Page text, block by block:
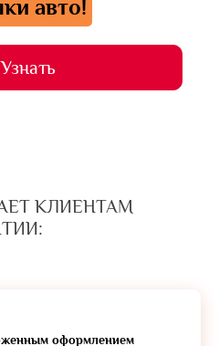
авто!
Узнать
КЛИЕНТАМ
оформлением